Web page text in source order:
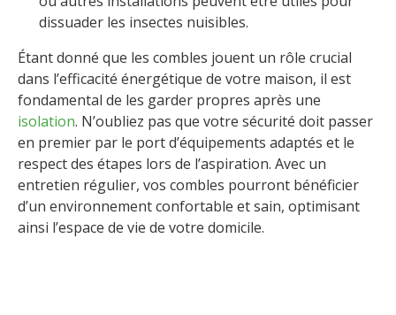
dissuader les insectes nuisibles.
Étant donné que les combles jouent un rôle crucial
dans l’efficacité énergétique de votre maison, il est
fondamental de les garder propres après une
isolation. N’oubliez pas que votre sécurité doit passer
en premier par le port d’équipements adaptés et le
respect des étapes lors de l’aspiration. Avec un
entretien régulier, vos combles pourront bénéficier
d’un environnement confortable et sain, optimisant
ainsi l’espace de vie de votre domicile.